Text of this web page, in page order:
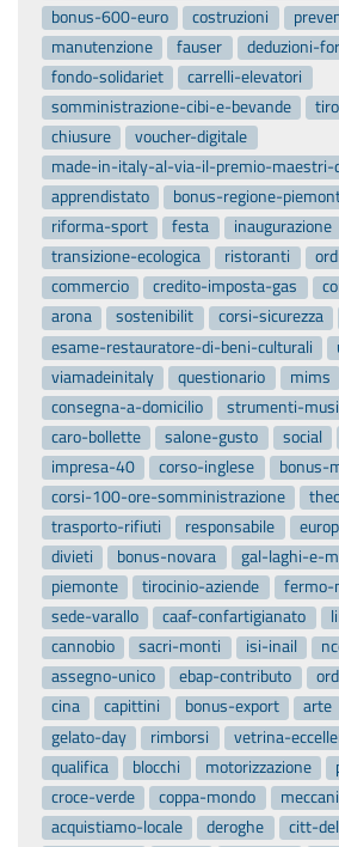
bonus-600-euro
costruzioni
manutenzione
fauser
deduzioni-
fondo-solidariet
carrelli-elevatori
somministrazione-cibi-e-bevande
chiusure
voucher-digitale
made-in-italy-al-via-il-premio-
apprendistato
bonus-regione-
riforma-sport
festa
inaugurazione
transizione-ecologica
ristoranti
commercio
credito-imposta-gas
arona
sostenibilit corsi-sicurezza
esame-restauratore-di-beni-culturali
viamadeinitaly
questionario
mims
consegna-a-domicilio
strumenti-
caro-bollette
salone-gusto social
impresa-40
corso-inglese
bonus-
corsi-100-ore-somministrazione
trasporto-rifiuti
responsabile
divieti
bonus-novara gal-laghi-e-
piemonte
tirocinio-aziende
fermo-
sede-varallo
caaf-confartigianato
cannobio
sacri-monti isi-inail
assegno-unico
ebap-contributo
cina
capittini bonus-export arte
gelato-day
rimborsi
vetrina-
qualifica
blocchi motorizzazione
croce-verde
coppa-mondo
acquistiamo-locale
deroghe
citt-